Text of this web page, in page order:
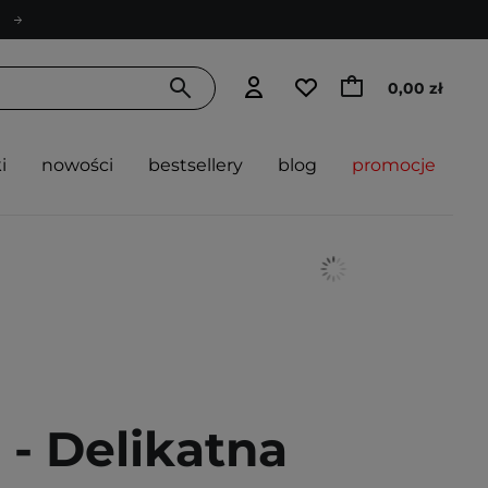
0,00 zł
nowości bestsellery blog promocje
- Delikatna